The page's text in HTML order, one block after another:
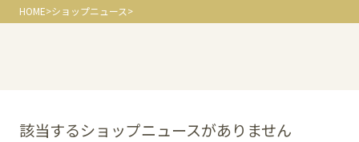
Rinto
HOME ショップニュース
該当するショップニュースがありません